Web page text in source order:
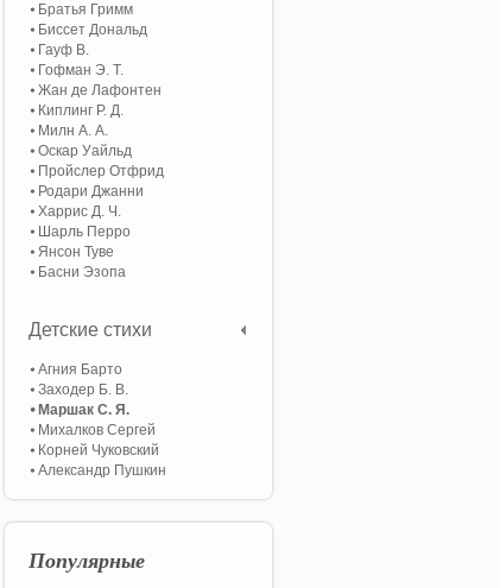
Братья Гримм
Биссет Дональд
Гауф В.
Гофман Э. Т.
Жан де Лафонтен
Киплинг Р. Д.
Милн А. А.
Оскар Уайльд
Пройслер Отфрид
Родари Джанни
Харрис Д. Ч.
Шарль Перро
Янсон Туве
Басни Эзопа
Детские стихи
Агния Барто
Заходер Б. В.
Маршак С. Я.
Михалков Сергей
Корней Чуковский
Александр Пушкин
Популярные